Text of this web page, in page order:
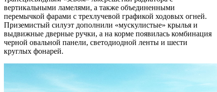
вертикальными ламелями, а также объединенными
перемычкой фарами с трехлучевой графикой ходовых огней.
Приземистый силуэт дополнили «мускулистые» крылья и
выдвижные дверные ручки, а на корме появилась комбинация
черной овальной панели, светодиодной ленты и шести
круглых фонарей.